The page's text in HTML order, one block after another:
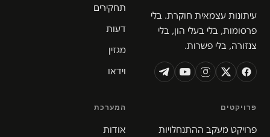
עיתונות עצמאית חוקרת. בלי
פרסומות, בלי בעלי הון, בלי
צנזורה, בלי פשרות.
תחקירים
דעות
מגזין
וידאו
פרויקטים
פרויקט מעקב ההתנחלויות
המערכת
אודות